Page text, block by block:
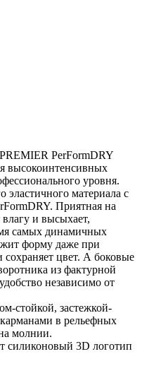
PerFormDRY
высокоинтенсивных
уровня.
эластичного материала с
Приятная на
и высыхает,
самых динамичных
форму даже при
сохраняет цвет. А боковые
из фактурной
независимо от
стойкой, застежкой-
в рельефных
молнии.
силиконовый 3D логотип